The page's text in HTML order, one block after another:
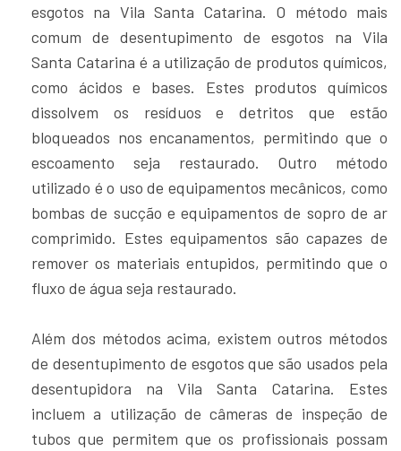
esgotos na Vila Santa Catarina. O método mais
comum de desentupimento de esgotos na Vila
Santa Catarina é a utilização de produtos químicos,
como ácidos e bases. Estes produtos químicos
dissolvem os resíduos e detritos que estão
bloqueados nos encanamentos, permitindo que o
escoamento seja restaurado. Outro método
utilizado é o uso de equipamentos mecânicos, como
bombas de sucção e equipamentos de sopro de ar
comprimido. Estes equipamentos são capazes de
remover os materiais entupidos, permitindo que o
fluxo de água seja restaurado.
Além dos métodos acima, existem outros métodos
de desentupimento de esgotos que são usados pela
desentupidora na Vila Santa Catarina. Estes
incluem a utilização de câmeras de inspeção de
tubos que permitem que os profissionais possam